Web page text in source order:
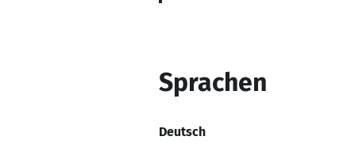
Sprachen
Deutsch